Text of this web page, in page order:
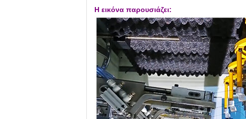
Η εικόνα παρουσιάζει: